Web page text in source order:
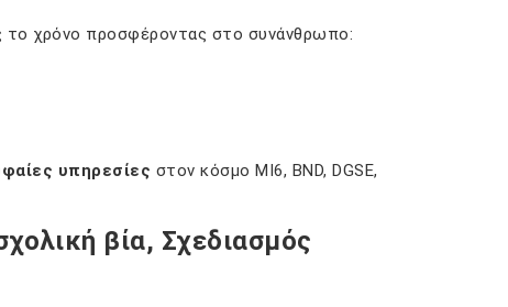
το χρόνο προσφέροντας στο συνάνθρωπο:
υπηρεσίες στον κόσμο MI6, BND, DGSE,
βία, Σχεδιασμός